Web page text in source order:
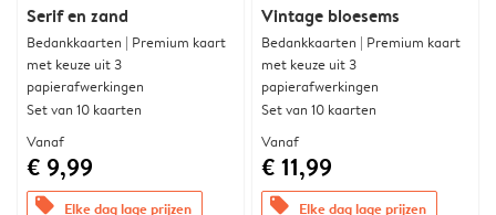
Serif en zand
Bedankkaarten | Premium kaart
met keuze uit 3
papierafwerkingen
Set van 10 kaarten
Vanaf
€ 9,99
offers Elke dag lage prijzen
Vintage bloesems
Bedankkaarten | Premium kaart
met keuze uit 3
papierafwerkingen
Set van 10 kaarten
Vanaf
€ 11,99
offers Elke dag lage prijzen